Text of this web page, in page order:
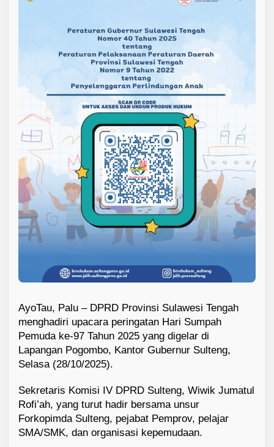
AyoTau, Palu – DPRD Provinsi Sulawesi Tengah
menghadiri upacara peringatan Hari Sumpah
Pemuda ke-97 Tahun 2025 yang digelar di
Lapangan Pogombo, Kantor Gubernur Sulteng,
Selasa (28/10/2025).
Sekretaris Komisi IV DPRD Sulteng, Wiwik Jumatul
Rofi’ah, yang turut hadir bersama unsur
Forkopimda Sulteng, pejabat Pemprov, pelajar
SMA/SMK, dan organisasi kepemudaan.